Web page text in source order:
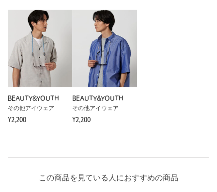
※レビューは、個人の主観による感想・体感によるもので、商品の効果や性
能を保証するものではありません。
もっと見る
BEAUTY&YOUTH
その他アイウェア
¥2,200
BEAUTY&YOUTH
その他アイウェア
¥2,200
この商品を見ている人におすすめの商品